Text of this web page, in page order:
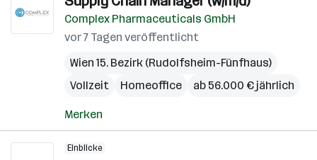
Complex Pharmaceuticals GmbH
vor 7 Tagen veröffentlicht
Wien 15. Bezirk (Rudolfsheim-Fünfhaus)
Vollzeit
Homeoffice ab 56.000 € jährlich
Merken
Einblicke